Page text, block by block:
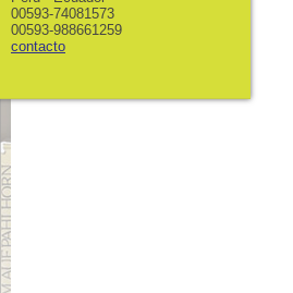
00593-74081573
00593-988661259
contacto